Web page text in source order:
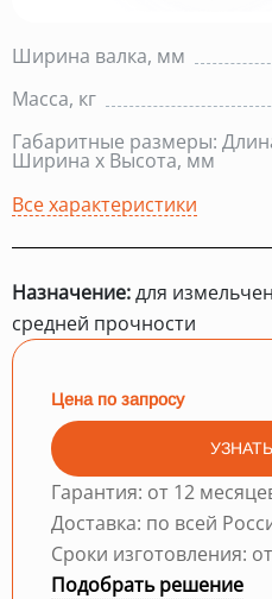
Ширина валка, мм
Масса, кг
Габаритные размеры:
Ширина х Высота, мм
Все характеристики
Назначение:для
средней прочности
Цена по запросу
Гарантия: от 12
Доставка: по всей
Сроки изготовления:
Подобрать решение